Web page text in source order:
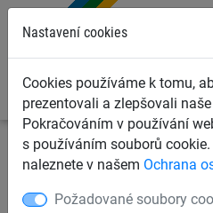
Nastavení cookies
Cookies používáme k tomu,
prezentovali a zlepšovali
Pokračováním v používání
s používáním souborů
naleznete v našem Ochrana
Požadované soubory
Dětská lanová hřiště